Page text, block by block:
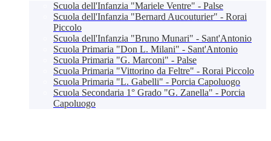
Scuola dell'Infanzia "Mariele Ventre" - Palse
Scuola dell'Infanzia "Bernard Aucouturier" - Rorai
Piccolo
Scuola dell'Infanzia "Bruno Munari" - Sant'Antonio
Scuola Primaria "Don L. Milani" - Sant'Antonio
Scuola Primaria "G. Marconi" - Palse
Scuola Primaria "Vittorino da Feltre" - Rorai Piccolo
Scuola Primaria "L. Gabelli" - Porcia Capoluogo
Scuola Secondaria 1° Grado "G. Zanella" - Porcia
Capoluogo